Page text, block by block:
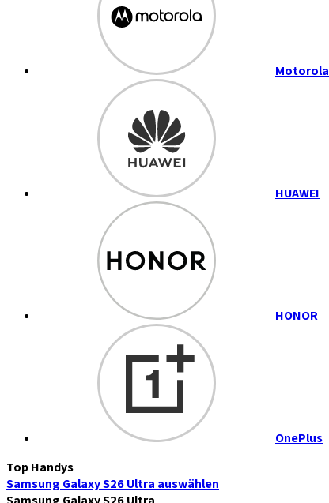
Motorola
HUAWEI
HONOR
OnePlus
Top Handys
Samsung Galaxy S26 Ultra auswählen